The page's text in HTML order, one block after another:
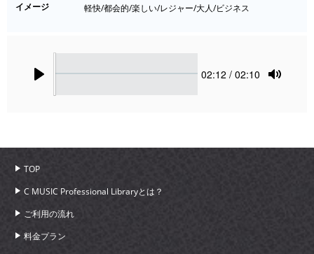
イメージ
軽快/都会的/楽しい/レジャー/大人/ビジネス
Current
02:12 / 02:10
TOP
C MUSIC Professional Libraryとは？
ご利用の流れ
料金プラン